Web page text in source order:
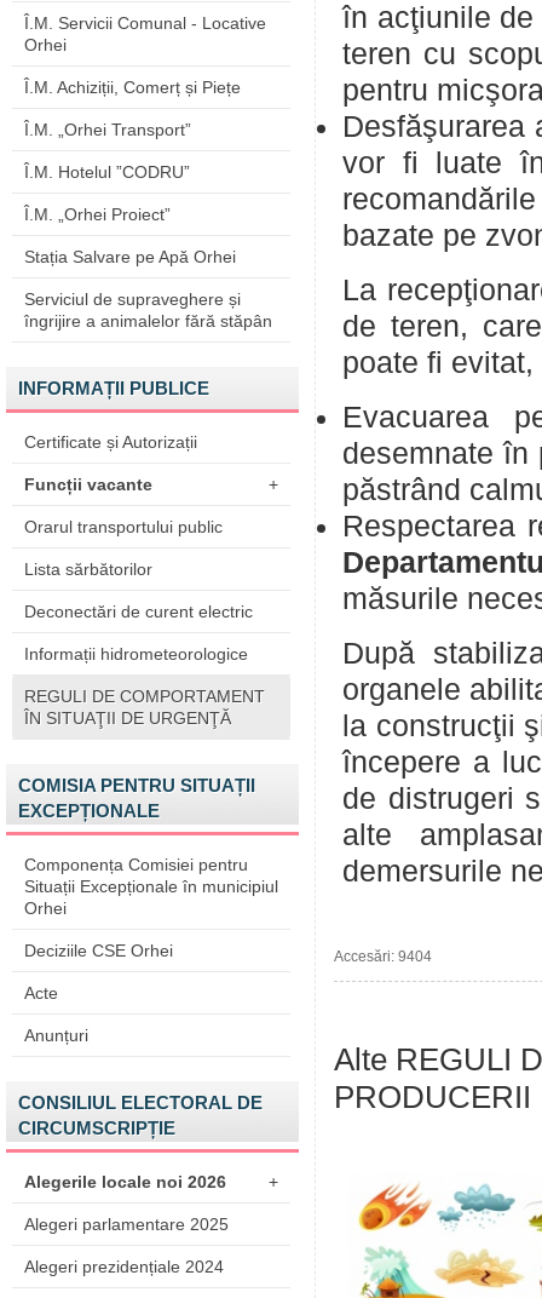
Î.M. Servicii Comunal - Locative
Orhei
Î.M. Achiziții, Comerț și Piețe
Î.M. „Orhei Transport”
Î.M. Hotelul ”CODRU”
Î.M. „Orhei Proiect”
Stația Salvare pe Apă Orhei
Serviciul de supraveghere și
îngrijire a animalelor fără stăpân
INFORMAȚII PUBLICE
Certificate și Autorizații
Funcții vacante +
Orarul transportului public
Lista sărbătorilor
Deconectări de curent electric
Informații hidrometeorologice
REGULI DE COMPORTAMENT
ÎN SITUAŢII DE URGENŢĂ
COMISIA PENTRU SITUAȚII
EXCEPȚIONALE
Componența Comisiei pentru
Situații Excepționale în municipiul
Orhei
Deciziile CSE Orhei
Acte
Anunțuri
CONSILIUL ELECTORAL DE
CIRCUMSCRIPȚIE
Alegerile locale noi 2026 +
Alegeri parlamentare 2025
Alegeri prezidențiale 2024
în acţiunile de
teren cu
pentru
vor fi luate
bazate pe
La
de teren,
poate fi
Evacuarea
desemnate în
păstrând
Respectarea
măsurile
După
organele
la construcţii
începere a
de distrugeri
alte
demersurile
Accesări: 9404
Alte REGULI